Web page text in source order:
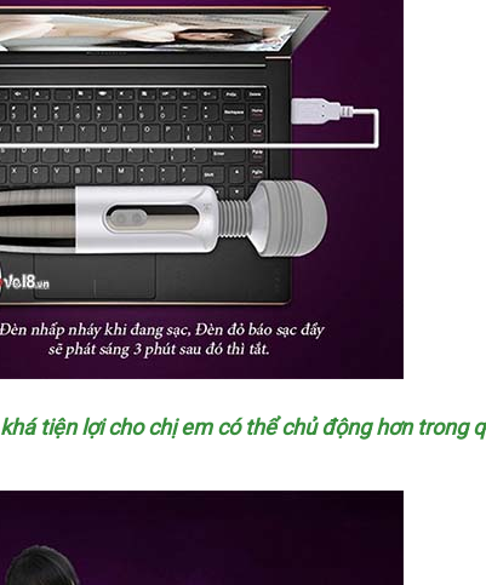
giao
khá tiện lợi cho chị emmiễn
có thể chủ động hơn trong